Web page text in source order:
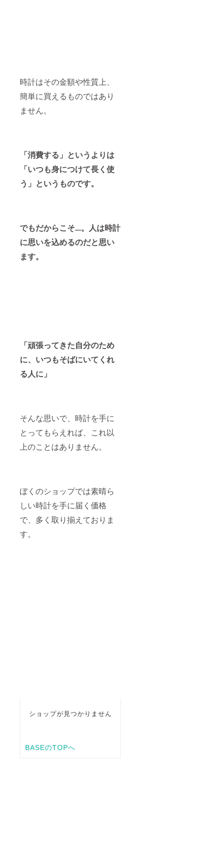
時計はその金額や性質上、
簡単に買えるものではあり
ません。
「消費する」というよりは
「いつも身につけて長く使
う」というものです。
でもだからこそ...。人は時計
に思いを込めるのだと思い
ます。
「頑張ってきた自分のため
に、いつもそばにいてくれ
る人に」
そんな思いで、時計を手に
とってもらえれば、これ以
上のことはありません。
ぼくのショップでは素晴ら
しい時計を手に届く価格
で、多く取り揃えておりま
す。